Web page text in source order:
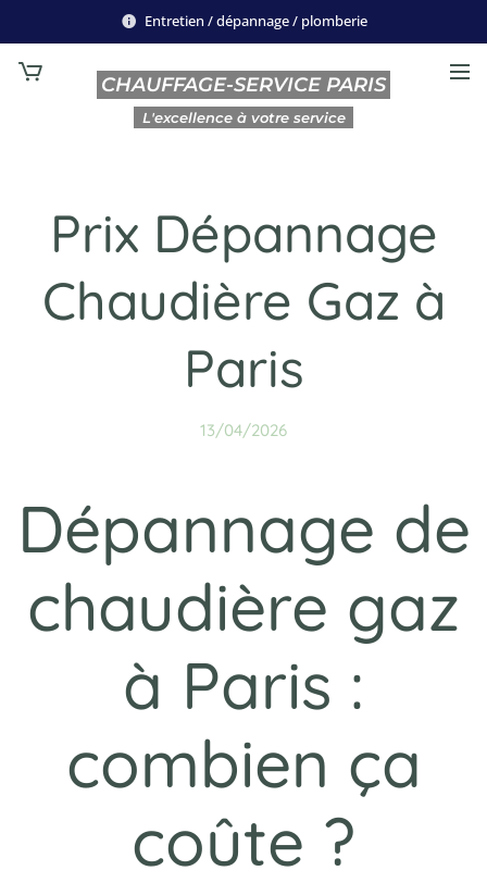
Entretien / dépannage / plomberie
CHAUFFAGE-SERVICE PARIS
L'excellence à votre service
Prix Dépannage
Chaudière Gaz à
Paris
13/04/2026
Dépannage de
chaudière gaz
à Paris :
combien ça
coûte ?